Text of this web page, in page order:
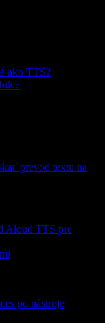
ako TTS?
prevod textu na
Aloud TTS pre
po nástroje